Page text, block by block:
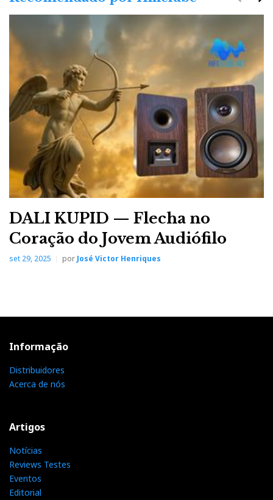
DALI KUPID — Flecha no
Coração do Jovem Audiófilo
set 29, 2025 porJosé Victor Henriques
Informação
Distribuidores
Acerca de nós
Artigos
Notícias
Reviews Testes
Eventos
Editorial